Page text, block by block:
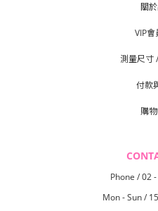
關
VIP
測量尺寸
付款
購
Phone / 02
Mon - Sun /